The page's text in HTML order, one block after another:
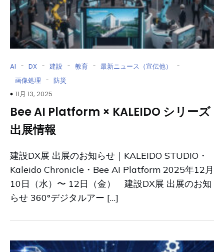
AI - DX - 建設 - 教育 - 最新ニュース（宣伝他） -
画像処理 - 防災
11月 13, 2025
Bee AI Platform × KALEIDO シリーズ
出展情報
建設DX展 出展のお知らせ｜KALEIDO STUDIO・
Kaleido Chronicle・Bee AI Platform 2025年12月
10日（水）〜 12日（金） 建設DX展 出展のお知
らせ 360°デジタルアー […]